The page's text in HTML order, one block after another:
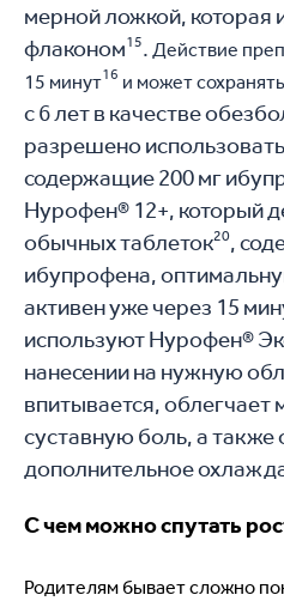
мерной ложкой, которая
флаконом15. Действие
15 минут16 и может
с 6 лет в качестве
разрешено
содержащие 200 мг
Нурофен® 12+, который
обычных таблеток20,
ибупрофена,
активен уже через 15
используют Нурофен®
нанесении на нужную
впитывается,
суставную боль, а также
дополнительное
С чем можно спутать
Родителям бывает сложно